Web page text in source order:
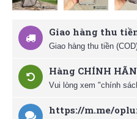
Giao hàng thu
Giao hàng thu tiền
Hàng CHÍNH
Vui lòng xem "chính
https://m.me/